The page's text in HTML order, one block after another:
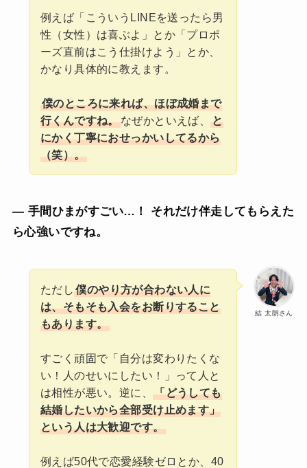
例えば「こういうLINEを送ったら男
性（女性）は喜ぶよ」とか「プロポ
ーズ直前はこう仕掛けよう」とか、
かなり具体的に教えます。
僕のところに来れば、ほぼ成婚まで
行くんですね。なぜかといえば、と
にかく丁寧におせっかいしてるから
（笑）。
— 手間ひまがすごい…！ それだけ伴走してもらえた
ら心強いですね。
結 太朗さん
ただし僕のやり方が合わない人に
は、そもそも入会をお断りすること
もあります。
すごく頑固で「自分は変わりたくな
い！人のせいにしたい！」って人と
は相性が悪い。逆に、「どうしても
結婚したいから全部受け止めます」
という人は大歓迎です。
例えば50代で恋愛経験ゼロとか、40